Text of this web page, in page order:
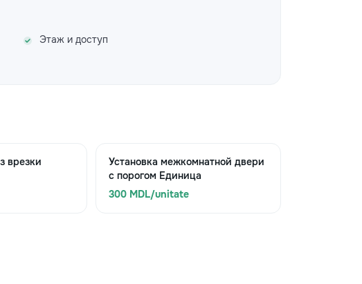
Этаж и доступ
врезки
Установка межкомнатной двери
с порогом Единица
300 MDL/unitate